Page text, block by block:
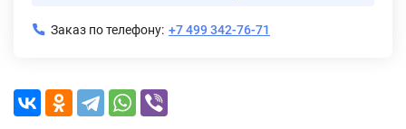
Заказ по телефону: +7 499 342-76-71